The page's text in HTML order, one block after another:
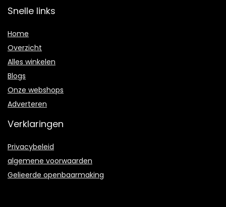
Snelle links
Home
Overzicht
Alles winkelen
Blogs
Onze webshops
Adverteren
Verklaringen
Privacybeleid
algemene voorwaarden
Gelieerde openbaarmaking